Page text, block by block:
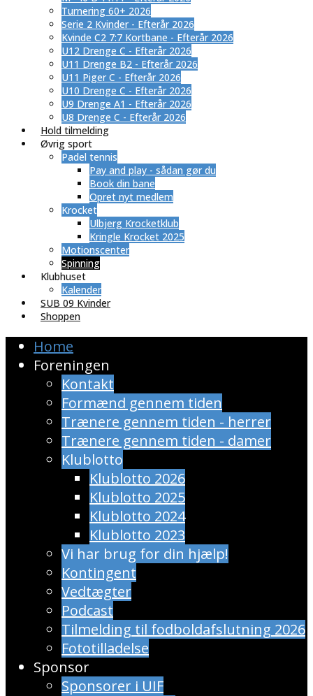
Turnering 60+ 2026
Serie 2 Kvinder - Efterår 2026
Kvinde C2 7:7 Kortbane - Efterår 2026
U12 Drenge C - Efterår 2026
U11 Drenge B2 - Efterår 2026
U11 Piger C - Efterår 2026
U10 Drenge C - Efterår 2026
U9 Drenge A1 - Efterår 2026
U8 Drenge C - Efterår 2026
Hold tilmelding
Øvrig sport
Padel tennis
Pay and play - sådan gør du
Book din bane
Opret nyt medlem
Krocket
Ulbjerg Krocketklub
Kringle Krocket 2025
Motionscenter
Spinning
Klubhuset
Kalender
SUB 09 Kvinder
Shoppen
Home
Foreningen
Kontakt
Formænd gennem tiden
Trænere gennem tiden - herrer
Trænere gennem tiden - damer
Klublotto
Klublotto 2026
Klublotto 2025
Klublotto 2024
Klublotto 2023
Vi har brug for din hjælp!
Kontingent
Vedtægter
Podcast
Tilmelding til fodboldafslutning 2026
Fototilladelse
Sponsor
Sponsorer i UIF